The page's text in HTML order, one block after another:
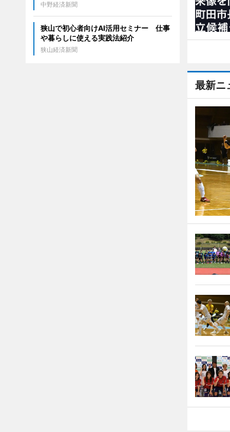
最新ニ
中野経済新聞
狭山で初心者向けAI活用セミナー 仕事
や暮らしに使える実践法紹介
狭山経済新聞